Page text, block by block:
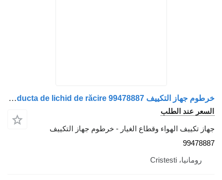
خرطوم جهاز التكييف Conducta de lichid de răcire 99478887 لـ الشاحنات IVECO
السعر عند الطلب
جهاز تكييف الهواء وقطاع الغيار - خرطوم جهاز التكييف
99478887
رومانيا، Cristesti